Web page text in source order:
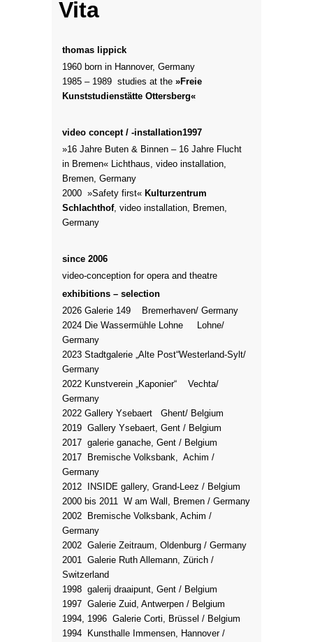
Vita
thomas lippick
1960 born in Hannover, Germany
1985 – 1989 studies at the »Freie
Kunststudienstätte Ottersberg«
video concept / -installation1997
»16 Jahre Buten & Binnen – 16 Jahre Flucht
in Bremen« Lichthaus, video installation,
Bremen, Germany
2000 »Safety first« Kulturzentrum
Schlachthof, video installation, Bremen,
Germany
since 2006
video-conception for opera and theatre
exhibitions – selection
2026 Galerie 149 Bremerhaven/ Germany
2024 Die Wassermühle Lohne
Lohne/
Germany
2023 Stadtgalerie „Alte Post“Westerland-Sylt/
Germany
2022 Kunstverein „Kaponier“ Vechta/
Germany
2022 Gallery Ysebaert Ghent/ Belgium
2019 Gallery Ysebaert, Gent / Belgium
2017 galerie ganache, Gent / Belgium
2017 Bremische Volksbank, Achim /
Germany
2012 INSIDE gallery, Grand-Leez / Belgium
2000 bis 2011 W am Wall, Bremen / Germany
2002 Bremische Volksbank, Achim /
Germany
2002 Galerie Zeitraum, Oldenburg / Germany
2001 Galerie Ruth Allemann, Zürich /
Switzerland
1998 galerij draaipunt, Gent / Belgium
1997 Galerie Zuid, Antwerpen / Belgium
1994, 1996 Galerie Corti, Brüssel / Belgium
1994 Kunsthalle Immensen, Hannover /